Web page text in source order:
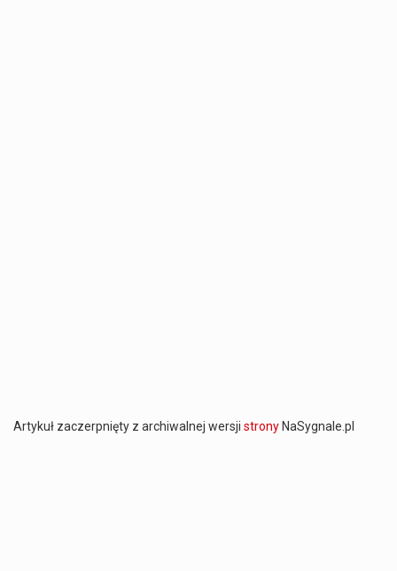
Artykuł zaczerpnięty z archiwalnej wersji strony NaSygnale.pl